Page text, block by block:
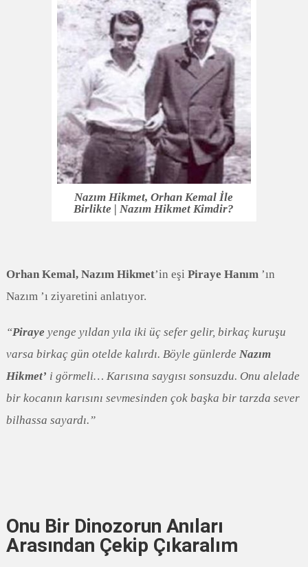
Nazım Hikmet, Orhan Kemal İle
Birlikte | Nazım Hikmet Kimdir?
Orhan Kemal, Nazım Hikmet’in eşi Piraye Hanım ’ın
Nazım ’ı ziyaretini anlatıyor.
“Piraye yenge yıldan yıla iki üç sefer gelir, birkaç kuruşu
varsa birkaç gün otelde kalırdı. Böyle günlerde Nazım
Hikmet’ i görmeli… Karısına saygısı sonsuzdu. Onu alelade
bir kocanın karısını sevmesinden çok başka bir tarzda sever
bilhassa sayardı.”
Onu Bir Dinozorun Anıları
Arasından Çekip Çıkaralım